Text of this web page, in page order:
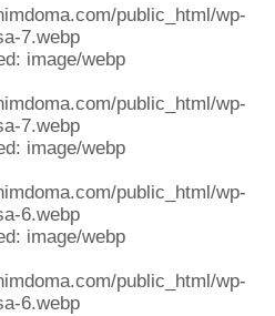
public_html/wp-
7.webp
image/webp
public_html/wp-
7.webp
image/webp
public_html/wp-
6.webp
image/webp
public_html/wp-
6.webp